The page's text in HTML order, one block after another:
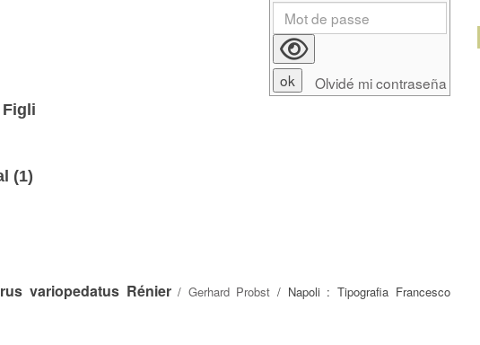
(1)
variopedatus Rénier/ Gerhard Probst / Napoli : Tipografia Francesco
Olvidé mi contraseña